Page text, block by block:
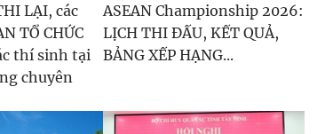
LẠI, các
TỔ CHỨC
thí sinh tại
chuyên
ASEAN Championship 2026:
LỊCH THI ĐẤU, KẾT QUẢ,
BẢNG XẾP HẠNG...